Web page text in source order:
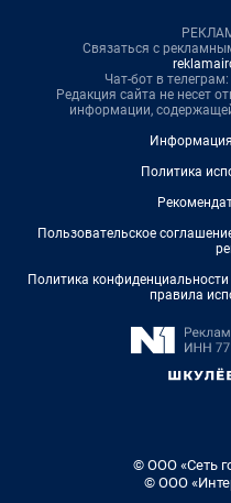
Связаться с
Чат-бот в телеграм:
Редакция сайта не несет
информации,
Политика
Пользовательское
Политика
правила
© ООО «Сеть
© ООО